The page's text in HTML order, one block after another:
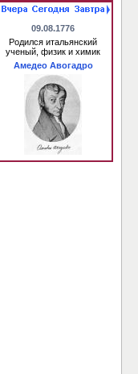
09.08.1776
Родился итальянский
ученый, физик и химик
Амедео Авогадро